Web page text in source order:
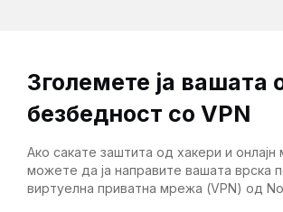
Зголемете ја вашата
безбедност со VPN
Ако сакате заштита од хакери и онлајн
можете да ја направите вашата врска
виртуелна приватна мрежа (VPN) од